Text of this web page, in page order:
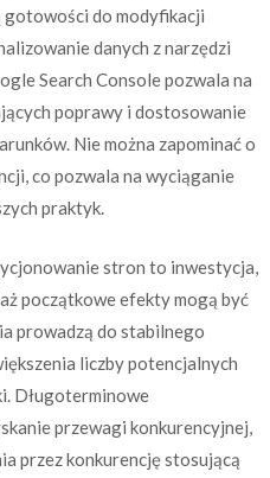
do modyfikacji
danych z narzędzi
Search Console pozwala na
poprawy i dostosowanie
Nie można zapominać o
co pozwala na wyciąganie
praktyk.
stron to inwestycja,
początkowe efekty mogą być
prowadzą do stabilnego
liczby potencjalnych
Długoterminowe
przewagi konkurencyjnej,
przez konkurencję stosującą